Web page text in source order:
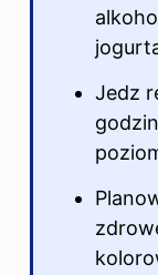
Jedz